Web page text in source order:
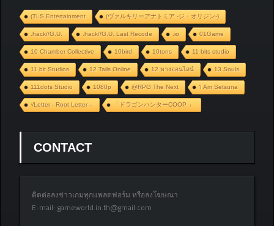
(TLS Entertainment (ヴァルキリーアナトミア ‐ジ・オリジン‐)
.hack//G.U. .hack//G.U. Last Recode .io 01Game
10 Chamber Collective 10bird 10tons 11 bits studio
11 bit Studios 12 Tails Online 12 หางออนไลน์ 13 Souls
111dots Studio 1080p @RPG The Next ‘I Am Setsuna
√Letter - Root Letter – 「ドラゴンハンターCOOP 」
CONTACT
ติดต่อลงข่าวเกมทุกแพลตฟอร์ม หรือลงโฆษณา
E-mail: gameworld.in.th@gmail.com